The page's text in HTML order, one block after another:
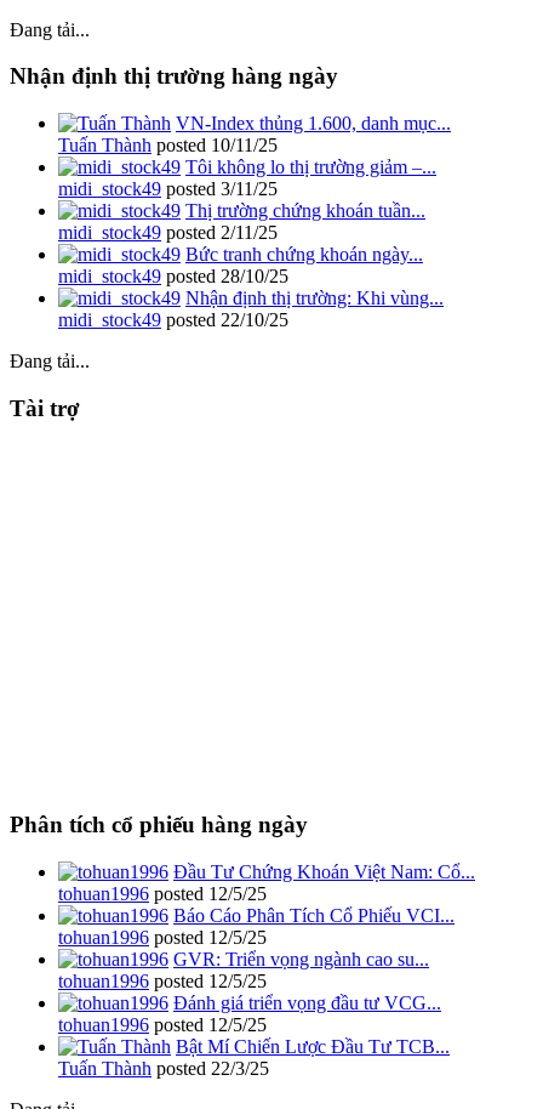
Đang tải...
Nhận định thị trường hàng ngày
VN-Index thủng 1.600, danh mục...
Tuấn Thành posted 10/11/25
Tôi không lo thị trường giảm –...
midi_stock49 posted 3/11/25
Thị trường chứng khoán tuần...
midi_stock49 posted 2/11/25
Bức tranh chứng khoán ngày...
midi_stock49 posted 28/10/25
Nhận định thị trường: Khi vùng...
midi_stock49 posted 22/10/25
Đang tải...
Tài trợ
Phân tích cổ phiếu hàng ngày
Đầu Tư Chứng Khoán Việt Nam: Cổ...
tohuan1996 posted 12/5/25
Báo Cáo Phân Tích Cổ Phiếu VCI...
tohuan1996 posted 12/5/25
GVR: Triển vọng ngành cao su...
tohuan1996 posted 12/5/25
Đánh giá triển vọng đầu tư VCG...
tohuan1996 posted 12/5/25
Bật Mí Chiến Lược Đầu Tư TCB...
Tuấn Thành posted 22/3/25